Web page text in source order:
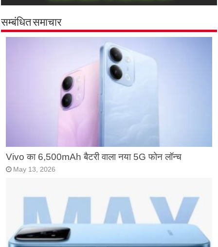
सम्बंधित समाचार
Vivo का 6,500mAh बैटरी वाला नया 5G फोन लॉन्च
May 13, 2026